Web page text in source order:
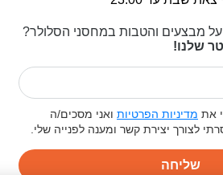
מבצעים והטבות במחסני הסלולר?
שלנו!
מדיניות הפרטיותואני מסכים/ה
יצירת קשר ומענה לפנייה שלי.
שליחה